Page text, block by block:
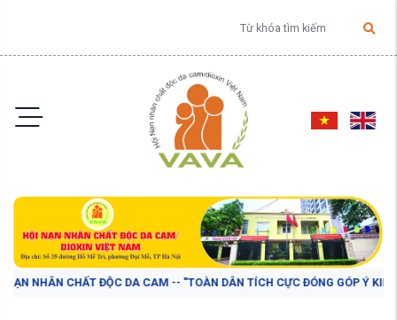
DA CAM -- "TOÀN DÂN TÍCH CỰC ĐÓNG GÓP Ý KIẾN VÀO DỰ THẢO